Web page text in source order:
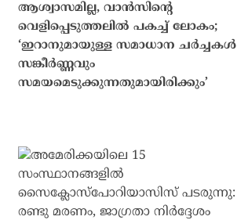
ആശ്വാസമില്ല, വാൻസിന്റെ
വെളിപ്പെടുത്തലിൽ പകച്ച് ലോകം;
‘ഇറാനുമായുള്ള സമാധാന ചർച്ചകൾ
സങ്കീർണ്ണവും
സമയമെടുക്കുന്നതുമായിരിക്കും’